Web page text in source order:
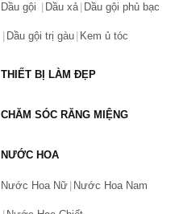
Dầu gội Dầu xả Dầu gội phủ bạc
Dầu gội trị gàu Kem ủ tóc
THIẾT BỊ LÀM ĐẸP
CHĂM SÓC RĂNG MIỆNG
NƯỚC HOA
Nước Hoa Nữ Nước Hoa Nam